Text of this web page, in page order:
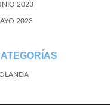
2023
2023